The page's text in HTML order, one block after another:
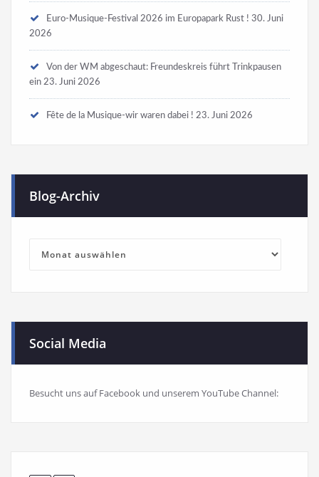
Euro-Musique-Festival 2026 im Europapark Rust ! 30. Juni
2026
Von der WM abgeschaut: Freundeskreis führt Trinkpausen
ein 23. Juni 2026
Fête de la Musique-wir waren dabei ! 23. Juni 2026
Blog-Archiv
Archiv
Social Media
Besucht uns auf Facebook und unserem YouTube Channel: